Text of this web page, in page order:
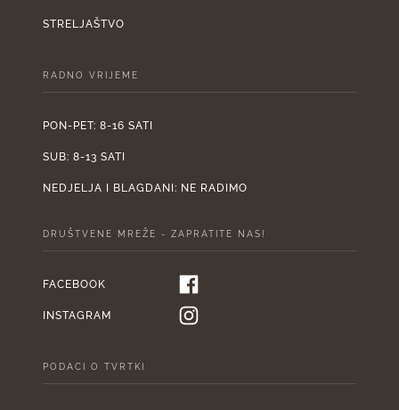
STRELJAŠTVO
RADNO VRIJEME
PON-PET: 8-16 SATI
SUB: 8-13 SATI
NEDJELJA I BLAGDANI: NE RADIMO
DRUŠTVENE MREŽE - ZAPRATITE NAS!
FACEBOOK
INSTAGRAM
PODACI O TVRTKI